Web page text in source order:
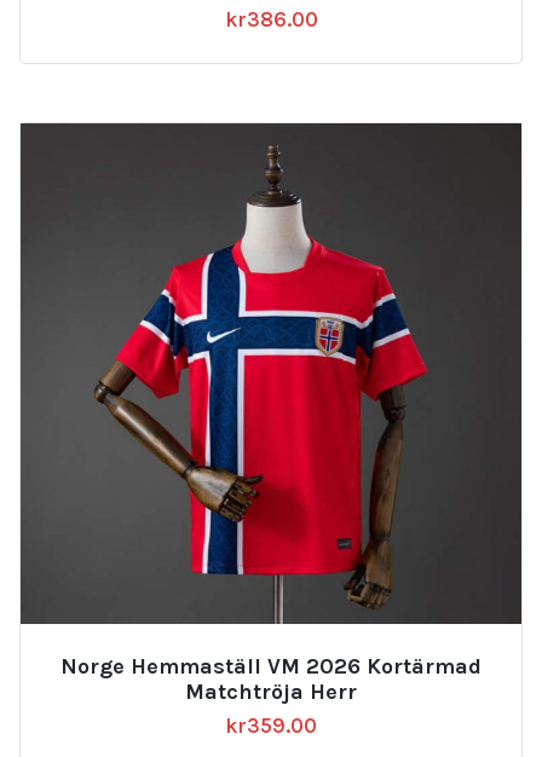
kr386.00
Norge Hemmaställ VM 2026 Kortärmad
Matchtröja Herr
kr359.00